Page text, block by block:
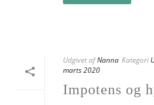
Udgivet afNanna Kategori
marts 2020
Impotens og